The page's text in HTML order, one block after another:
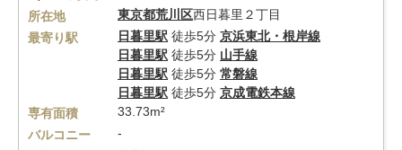
所在地 東京都荒川区西日暮里２丁目
最寄り駅
日暮里駅 徒歩5分 京浜東北・根岸線
日暮里駅 徒歩5分 山手線
日暮里駅 徒歩5分 常磐線
日暮里駅 徒歩5分 京成電鉄本線
専有面積
33.73m²
バルコニー
-